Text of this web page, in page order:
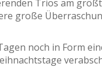
Trios am
große
noch in Form